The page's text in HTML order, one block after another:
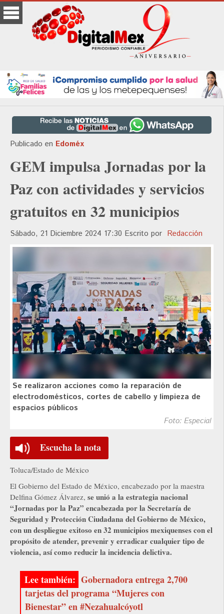
Publicado en Edoméx
GEM impulsa Jornadas por la
Paz con actividades y servicios
gratuitos en 32 municipios
Sábado, 21 Diciembre 2024 17:30 Escrito por Redacción
Se realizaron acciones como la reparación de
electrodomésticos, cortes de cabello y limpieza de
espacios públicos
Foto: Especial
Escucha la nota
Toluca/Estado de México
El Gobierno del Estado de México, encabezado por la maestra
Delfina Gómez Álvarez, se unió a la estrategia nacional
“Jornadas por la Paz” encabezada por la Secretaría de
Seguridad y Protección Ciudadana del Gobierno de México,
con un despliegue exitoso en 32 municipios mexiquenses con el
propósito de atender, prevenir y erradicar cualquier tipo de
violencia, así como reducir la incidencia delictiva.
Gobernadora entrega 2,700
tarjetas del programa “Mujeres con
Bienestar” en #Nezahualcóyotl